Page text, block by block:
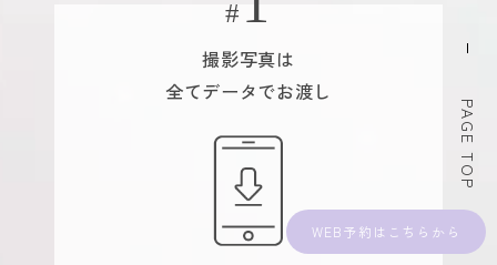
WEB予約
撮影写真は
全てデータでお渡し
PAGE TOP